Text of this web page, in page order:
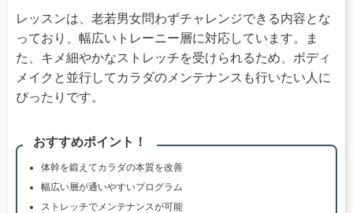
レッスンは、老若男女問わずチャレンジできる内容とな
っており、幅広いトレーニー層に対応しています。ま
た、キメ細やかなストレッチを受けられるため、ボディ
メイクと並行してカラダのメンテナンスも行いたい人に
ぴったりです。
おすすめポイント！
体幹を鍛えてカラダの本質を改善
幅広い層が通いやすいプログラム
ストレッチでメンテナンスが可能